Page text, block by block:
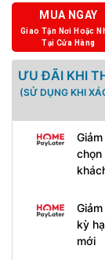
MUA NGAY
Giao Tận Nơi Hoặc
Tại Cửa Hàng
ƯU ĐÃI KHI
(SỬ DỤNG KHI
chọn
kỳ
mới